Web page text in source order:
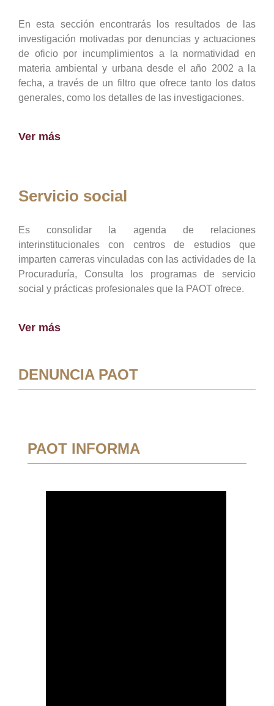
En esta sección encontrarás los resultados de las
investigación motivadas por denuncias y actuaciones
de oficio por incumplimientos a la normatividad en
materia ambiental y urbana desde el año 2002 a la
fecha, a través de un filtro que ofrece tanto los datos
generales, como los detalles de las investigaciones.
Ver más
Servicio social
Es consolidar la agenda de relaciones
interinstitucionales con centros de estudios que
imparten carreras vinculadas con las actividades de la
Procuraduría, Consulta los programas de servicio
social y prácticas profesionales que la PAOT ofrece.
Ver más
DENUNCIA PAOT
PAOT INFORMA